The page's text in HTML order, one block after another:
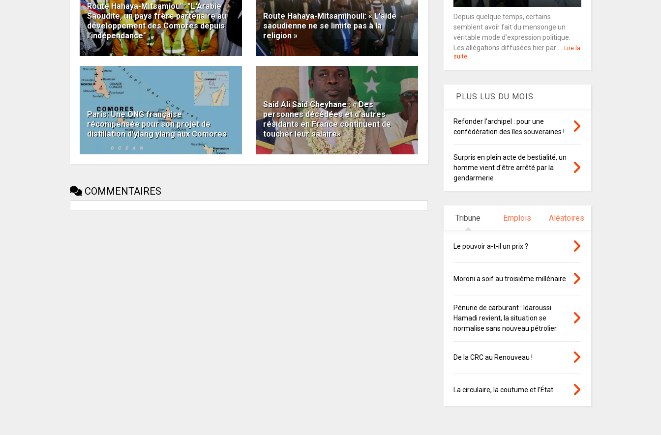
Route Hahaya-Mitsamiouli: "L'Arabie
Saoudite, un pays frère partenaire au
développement des Comores depuis
l'indépendance"
Route Hahaya-Mitsamihouli: « L'aide
saoudienne ne se limite pas à la
religion »
Paris: Une ONG française
récompensée pour son projet de
distillation d'ylang ylang aux Comores
Said Ali Said Cheyhane : « Des
personnes décédées et d’autres
résidants en France continuent de
toucher leur salaire»
COMMENTAIRES
Depuis quelque temps, certains
semblent avoir fait du mensonge un
véritable mode d’expression politique.
Les allégations diffusées hier par ...
Lire la
suite
PLUS LUS DU MOIS
Refonder l’archipel : pour une
confédération des îles souveraines !
Surpris en plein acte de bestialité, un
homme vient d'être arrêté par la
gendarmerie
Tribune Emplois Aléatoires
Le pouvoir a-t-il un prix ?
Moroni a soif au troisième millénaire
Pénurie de carburant : Idaroussi
Hamadi revient, la situation se
normalise sans nouveau pétrolier
De la CRC au Renouveau !
La circulaire, la coutume et l’État